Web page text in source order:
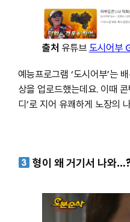
출처 유튜브 도시어부
예능프로그램 ‘도시어부’는
상을 업로드했는데요. 이때
디’로 지어 유쾌하게 노장의
형이 왜 거기서 나와